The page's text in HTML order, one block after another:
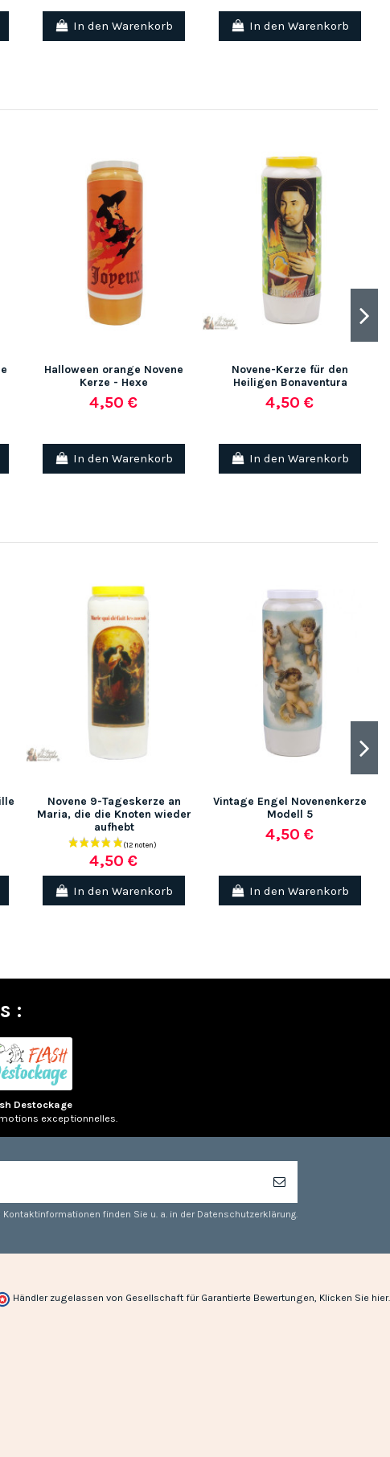
In den Warenkorb In den Warenkorb
Halloween orange Novene
Kerze - Hexe
4,50 €
In den Warenkorb
Novene-Kerze für den
Heiligen Bonaventura
4,50 €
In den Warenkorb
Novene 9-Tageskerze an
Maria, die die Knoten wieder
aufhebt
4,50 €
In den Warenkorb
Vintage Engel Novenenkerze
Modell 5
4,50 €
In den Warenkorb
:
Destockage
exceptionnelles.
finden Sie u. a. in der Datenschutzerklärung.
Händler zugelassen von Gesellschaft für Garantierte Bewertungen, Klicken Sie hier.